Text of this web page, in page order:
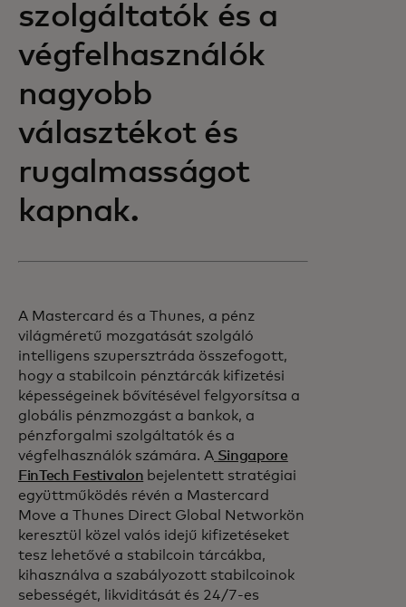
szolgáltatók és a
végfelhasználók
nagyobb
választékot és
rugalmasságot
kapnak.
A Mastercard és a Thunes, a pénz
világméretű mozgatását szolgáló
intelligens szupersztráda összefogott,
hogy a stabilcoin pénztárcák kifizetési
képességeinek bővítésével felgyorsítsa a
globális pénzmozgást a bankok, a
pénzforgalmi szolgáltatók és a
végfelhasználók számára. A Singapore
FinTech Festivalon bejelentett stratégiai
együttműködés révén a Mastercard
Move a Thunes Direct Global Networkön
keresztül közel valós idejű kifizetéseket
tesz lehetővé a stabilcoin tárcákba,
kihasználva a szabályozott stabilcoinok
sebességét, likviditását és 24/7-es